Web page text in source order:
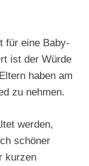
für eine Baby-
ist der Würde
haben am
zu nehmen.
werden,
schöner
kurzen